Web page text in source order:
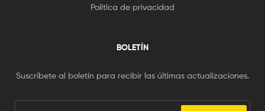
Política de privacidad
BOLETÍN
Suscríbete al boletín para recibir las últimas actualizaciones.